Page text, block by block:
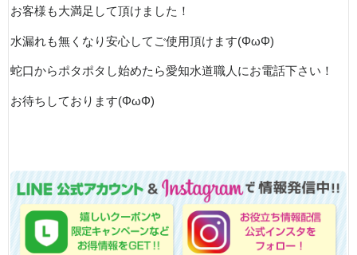
お客様も大満足して頂けました！
水漏れも無くなり安心してご使用頂けます(ΦωΦ)
蛇口からポタポタし始めたら愛知水道職人にお電話下さい！
お待ちしております(ΦωΦ)